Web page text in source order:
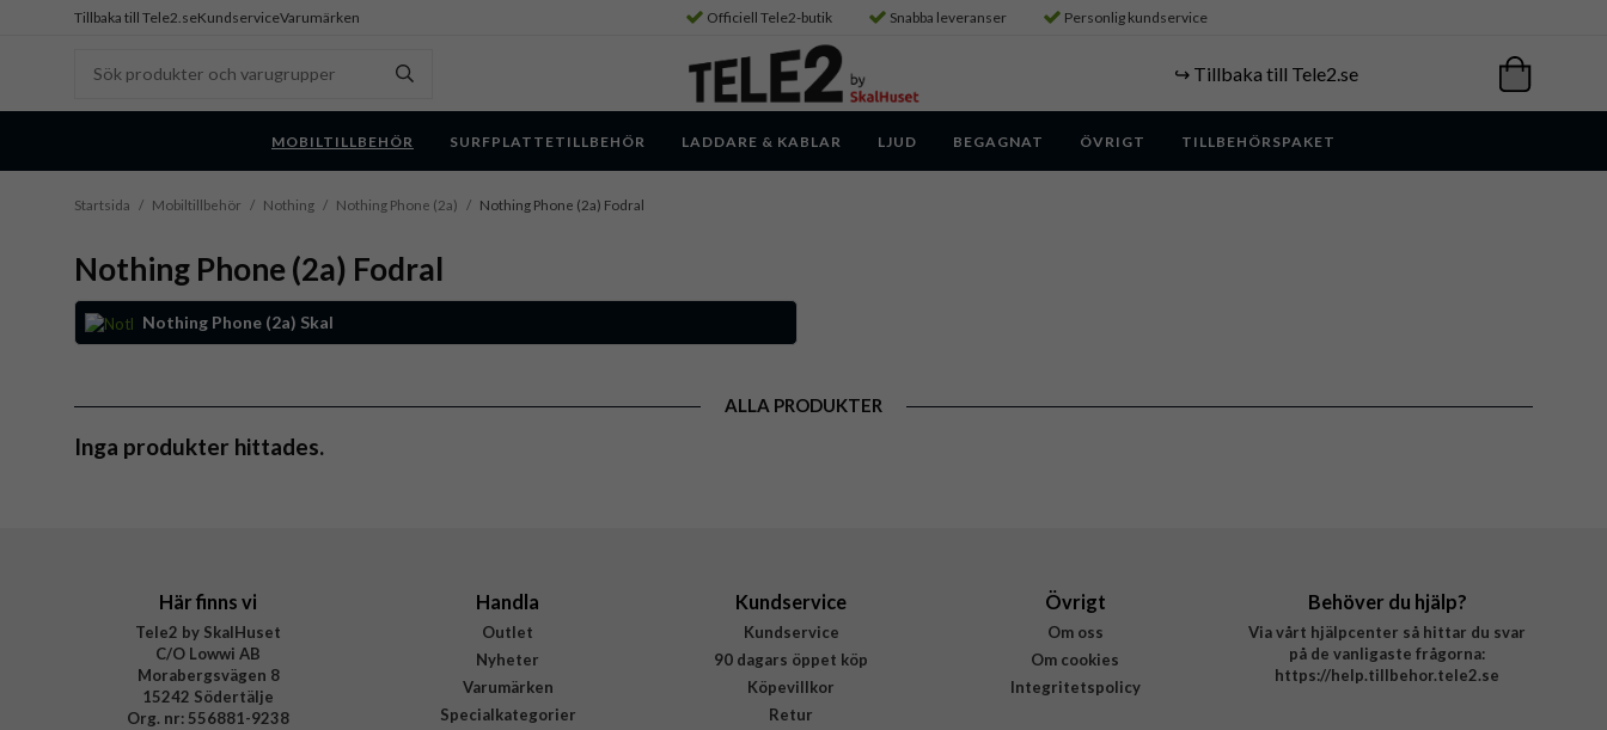
Tillbaka till Tele2.seKundserviceVarumärken Officiell Tele2-butik Snabba leveranser Personlig kundservice
↪️ Tillbaka till Tele2.se
MOBILTILLBEHÖR SURFPLATTETILLBEHÖR LADDARE & KABLAR LJUD BEGAGNAT ÖVRIGT TILLBEHÖRSPAKET
Startsida / Mobiltillbehör / Nothing / Nothing Phone (2a) / Nothing Phone (2a) Fodral
Nothing Phone (2a) Fodral
Nothing Phone (2a) Skal
ALLA PRODUKTER
Inga produkter hittades.
Här finns vi
Tele2 by SkalHuset
C/O Lowwi AB
Morabergsvägen 8
15242 Södertälje
Org. nr: 556881-9238
Handla
Outlet
Nyheter
Varumärken
Specialkategorier
Kundservice
Kundservice
90 dagars öppet köp
Köpevillkor
Retur
Övrigt
Om oss
Om cookies
Integritetspolicy
Behöver du hjälp?
Via vårt hjälpcenter så hittar du svar
på de vanligaste frågorna:
https://help.tillbehor.tele2.se